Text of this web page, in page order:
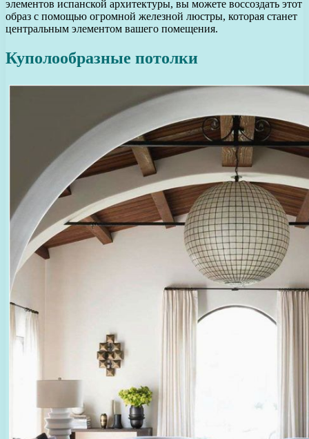
элементов испанской архитектуры, вы можете воссоздать этот
образ с помощью огромной железной люстры, которая станет
центральным элементом вашего помещения.
Куполообразные потолки